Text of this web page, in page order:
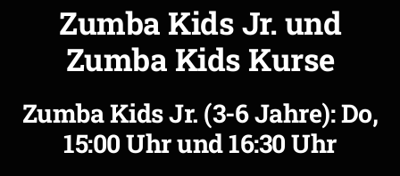
Zumba Kids Jr. und
Zumba Kids Kurse
Zumba Kids Jr. (3-6 Jahre): Do,
15:00 Uhr und 16:30 Uhr